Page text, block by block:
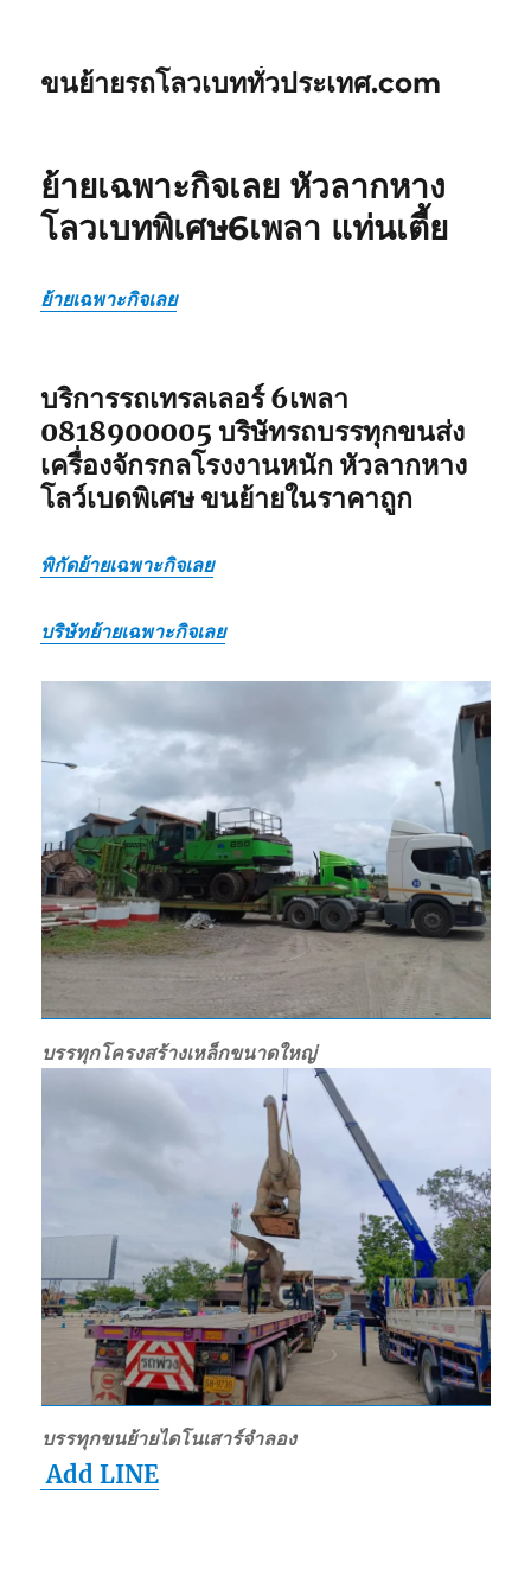
ขนย้ายรถโลวเบททั่วประเทศ.com
ย้ายเฉพาะกิจเลย หัวลากหาง
โลวเบทพิเศษ6เพลา แท่นเตี้ย
ย้ายเฉพาะกิจเลย
บริการรถเทรลเลอร์ 6เพลา
0818900005 บริษัทรถบรรทุกขนส่ง
เครื่องจักรกลโรงงานหนัก หัวลากหาง
โลว์เบดพิเศษ ขนย้ายในราคาถูก
พิกัดย้ายเฉพาะกิจเลย
บริษัทย้ายเฉพาะกิจเลย
บรรทุกโครงสร้างเหล็กขนาดใหญ่
บรรทุกขนย้ายไดโนเสาร์จำลอง
Add LINE